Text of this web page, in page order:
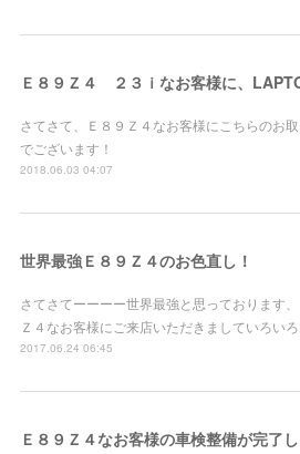
さてさて、Ｅ８９Ｚ４なお客様にこちらのお
でございます！
2018.06.03 04:07
世界最強Ｅ８９Ｚ４のお色直し！
さてさてーーーー世界最強と思っております、
Ｚ４なお客様にご来店いただきましていろいろ
2017.06.24 06:45